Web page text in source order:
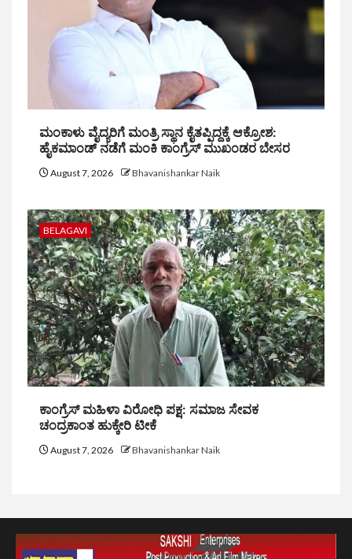
ಮಂಕಾಳು ವೈದ್ಯರಿಗೆ ಮಂತ್ರಿ ಸ್ಥಾನ ಕೈತಪ್ಪಿದ್ದಕ್ಕೆ ಆಕ್ರೋಶ:
ಹೈಕಮಾಂಡ್ ನಡೆಗೆ ಮಂಕಿ ಕಾಂಗ್ರೆಸ್ ಮುಖಂಡರ ಬೇಸರ
August 7, 2026 Bhavanishankar Naik
BELAGAVI
ಕಾಂಗ್ರೆಸ್ ಮಹಿಳಾ ವಿರೋಧಿ ಪಕ್ಷ: ಸಮಾಜ ಸೇವಕ
ಚಂದ್ರಕಾಂತ ಹುಕ್ಕೇರಿ ಟೀಕೆ
August 7, 2026 Bhavanishankar Naik